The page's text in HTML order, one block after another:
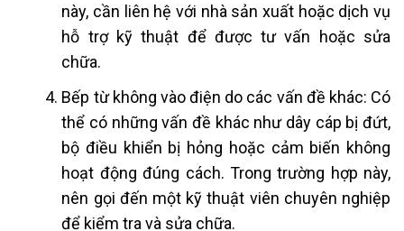
này, cần liên hệ với nhà sản xuất hoặc dịch vụ
hỗ trợ kỹ thuật để được tư vấn hoặc sửa
chữa.
Bếp từ không vào điện do các vấn đề khác: Có
thể có những vấn đề khác như dây cáp bị đứt,
bộ điều khiển bị hỏng hoặc cảm biến không
hoạt động đúng cách. Trong trường hợp này,
nên gọi đến một kỹ thuật viên chuyên nghiệp
để kiểm tra và sửa chữa.